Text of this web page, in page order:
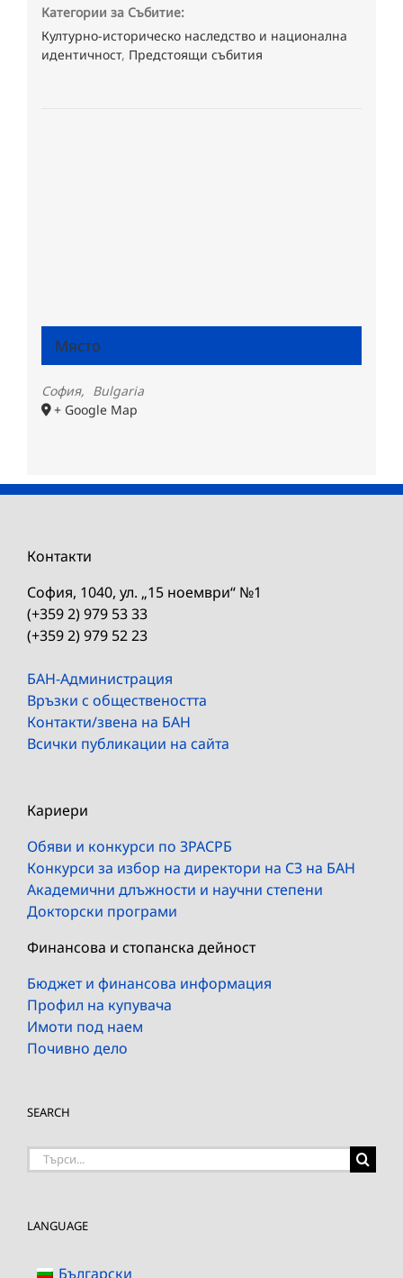
Категории за Събитие:
Културно-историческо наследство и национална
идентичност, Предстоящи събития
Място
София, Bulgaria
+ Google Map
Контакти
София, 1040, ул. „15 ноември“ №1
(+359 2) 979 53 33
(+359 2) 979 52 23
БАН-Администрация
Връзки с обществеността
Контакти/звена на БАН
Всички публикации на сайта
Кариери
Обяви и конкурси по ЗРАСРБ
Конкурси за избор на директори на СЗ на БАН
Академични длъжности и научни степени
Докторски програми
Финансова и стопанска дейност
Бюджет и финансова информация
Профил на купувача
Имоти под наем
Почивно дело
SEARCH
Търсене
LANGUAGE
Български